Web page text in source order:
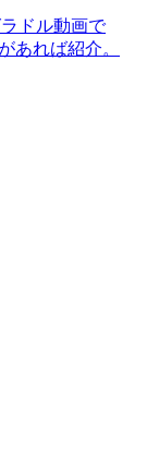
ドル動画で
あれば紹介。